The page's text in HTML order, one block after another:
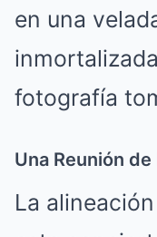
en una
fotografía
Una Reunión
La